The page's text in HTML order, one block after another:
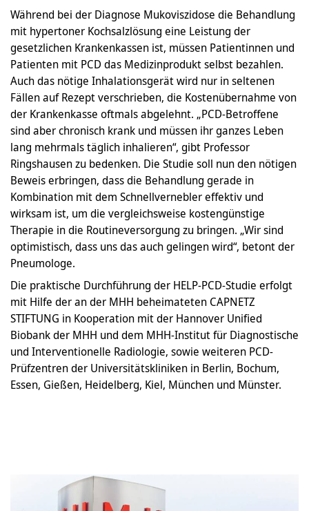
Während bei der Diagnose Mukoviszidose die Behandlung
mit hypertoner Kochsalzlösung eine Leistung der
gesetzlichen Krankenkassen ist, müssen Patientinnen und
Patienten mit PCD das Medizinprodukt selbst bezahlen.
Auch das nötige Inhalationsgerät wird nur in seltenen
Fällen auf Rezept verschrieben, die Kostenübernahme von
der Krankenkasse oftmals abgelehnt. „PCD-Betroffene
sind aber chronisch krank und müssen ihr ganzes Leben
lang mehrmals täglich inhalieren“, gibt Professor
Ringshausen zu bedenken. Die Studie soll nun den nötigen
Beweis erbringen, dass die Behandlung gerade in
Kombination mit dem Schnellvernebler effektiv und
wirksam ist, um die vergleichsweise kostengünstige
Therapie in die Routineversorgung zu bringen. „Wir sind
optimistisch, dass uns das auch gelingen wird“, betont der
Pneumologe.
Die praktische Durchführung der HELP-PCD-Studie erfolgt
mit Hilfe der an der MHH beheimateten CAPNETZ
STIFTUNG in Kooperation mit der Hannover Unified
Biobank der MHH und dem MHH-Institut für Diagnostische
und Interventionelle Radiologie, sowie weiteren PCD-
Prüfzentren der Universitätskliniken in Berlin, Bochum,
Essen, Gießen, Heidelberg, Kiel, München und Münster.